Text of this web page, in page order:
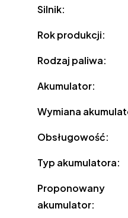
Silnik:
Rok produkcji:
Rodzaj paliwa:
Akumulator:
Wymiana
Obsługowość:
Typ akumulatora:
Proponowany
akumulator: